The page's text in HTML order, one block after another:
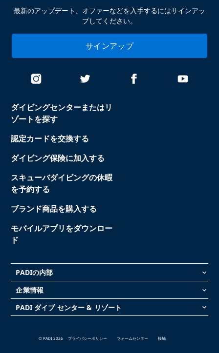
ダイビングセンターまたはリ
ゾートを探す
認定カードを交換する
ダイビング保険に加入する
スキューバダイビングの休暇
を予約する
ブランド商品を購入する
モバイルアプリをダウンロー
ド
PADIの内部 keyboard_arrow_down
企業情報 keyboard_arrow_down
PADI ダイブ センター & リゾート keyboard_arrow_down
最新のアップデート、オファーなどを入手するにはサインアッ
プしてください。
サインアップ
© PADI 2026 プライバシーポリシー フォームセンター 接触